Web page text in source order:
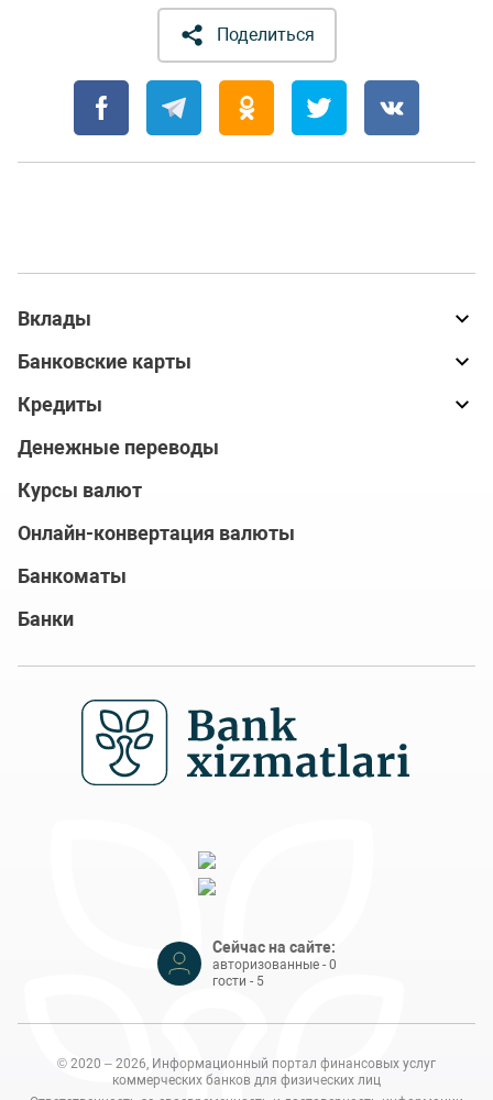
Поделиться
Вклады
Банковские карты
Кредиты
Денежные переводы
Курсы валют
Онлайн-конвертация валюты
Банкоматы
Банки
Сейчас на сайте:
авторизованные - 0
гости - 5
© 2020 – 2026, Информационный портал финансовых услуг
коммерческих банков для физических лиц